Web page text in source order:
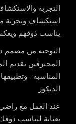
التجربة
استكشاف وتجربة
يناسب ذوقهم
التوجيه من مصمم
المحترفين تقديم
المناسبة .
الديكور
عند العمل مع راضي
بعناية لتناسب